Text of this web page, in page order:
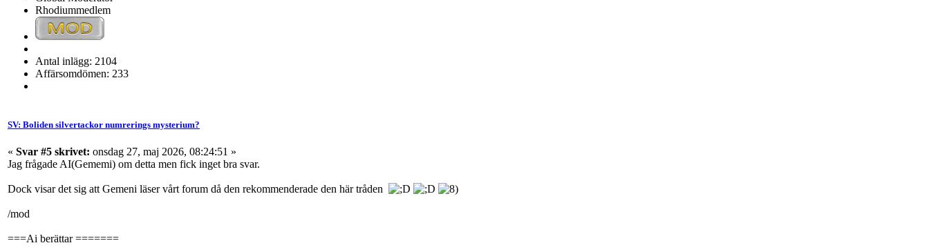
Rhodiummedlem
Antal inlägg: 2104
Affärsomdömen: 233
SV: Boliden silvertackor numrerings mysterium?
« Svar #5 skrivet: onsdag 27, maj 2026, 08:24:51 »
Jag frågade AI(Gememi) om detta men fick inget bra svar.
Dock visar det sig att Gemeni läser vårt forum då den rekommenderade den här tråden
/mod
===Ai berättar =======